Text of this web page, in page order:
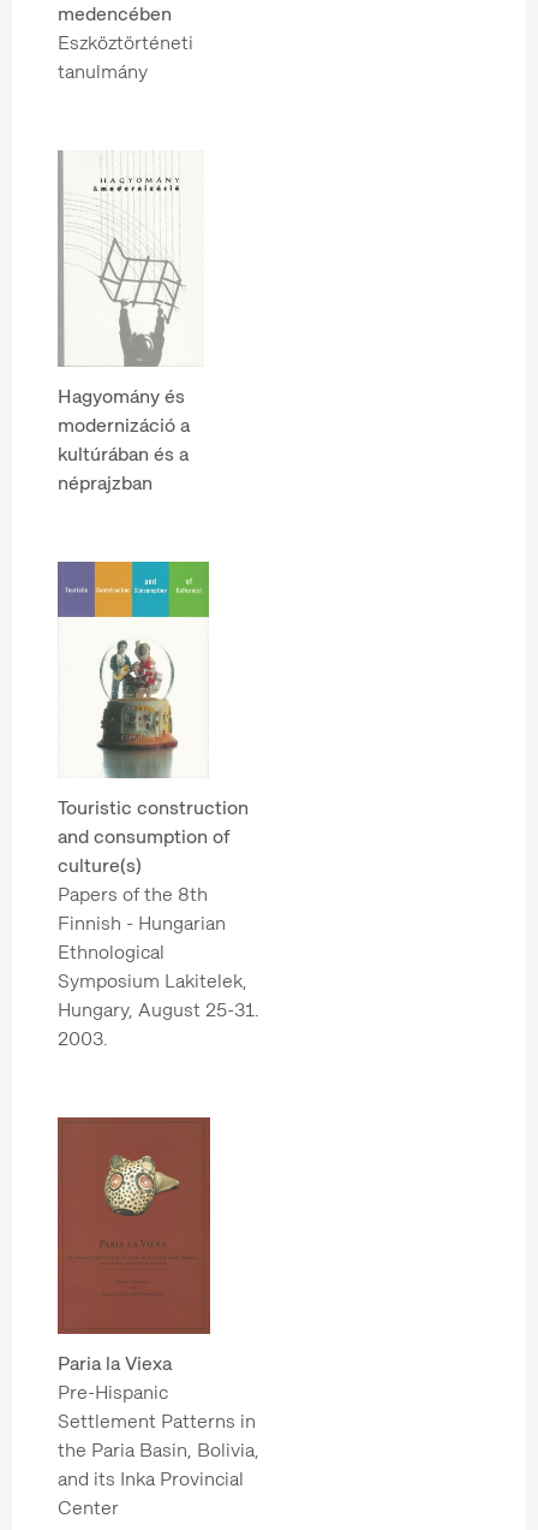
medencében
Eszköztörténeti
tanulmány
Hagyomány és
modernizáció a
kultúrában és a
néprajzban
Touristic construction
and consumption of
culture(s)
Papers of the 8th
Finnish - Hungarian
Ethnological
Symposium Lakitelek,
Hungary, August 25-31.
2003.
Paria la Viexa
Pre-Hispanic
Settlement Patterns in
the Paria Basin, Bolivia,
and its Inka Provincial
Center